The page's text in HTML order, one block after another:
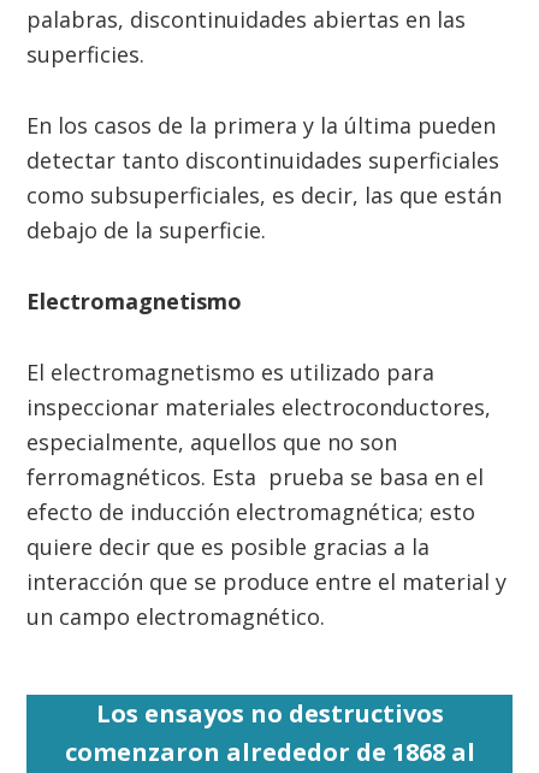
palabras, discontinuidades abiertas en las
superficies.
En los casos de la primera y la última pueden
detectar tanto discontinuidades superficiales
como subsuperficiales, es decir, las que están
debajo de la superficie.
Electromagnetismo
El electromagnetismo es utilizado para
inspeccionar materiales electroconductores,
especialmente, aquellos que no son
ferromagnéticos. Esta prueba se basa en el
efecto de inducción electromagnética; esto
quiere decir que es posible gracias a la
interacción que se produce entre el material y
un campo electromagnético.
Los ensayos no destructivos
comenzaron alrededor de 1868 al